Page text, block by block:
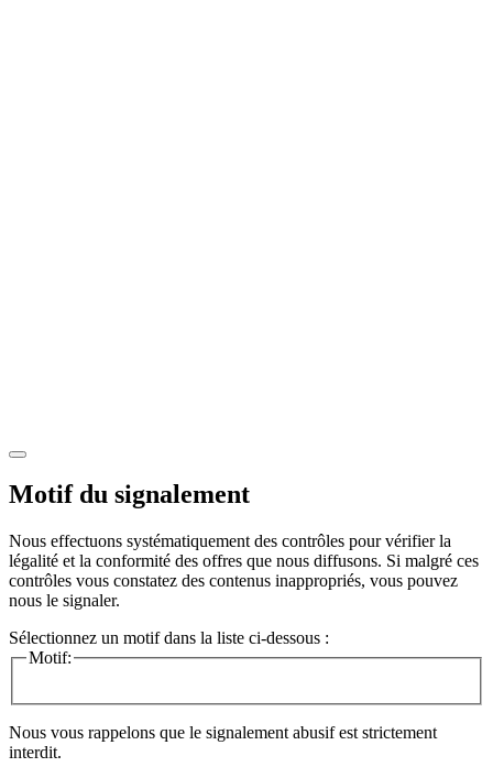
Motif du signalement
Nous effectuons systématiquement des contrôles pour vérifier la
légalité et la conformité des offres que nous diffusons. Si malgré ces
contrôles vous constatez des contenus inappropriés, vous pouvez
nous le signaler.
Sélectionnez un motif dans la liste ci-dessous :
Motif:
Nous vous rappelons que le signalement abusif est strictement
interdit.